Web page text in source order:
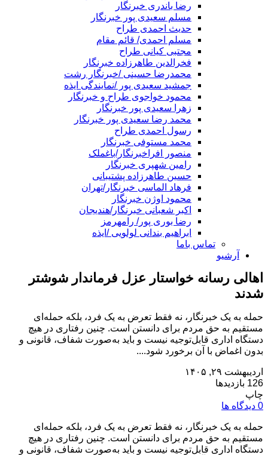
رضا باندری خبرنگار
مسلم سعیدی پور خبرنگار
حدیث احمدی طراح
مسلم احمدی/ قائم مقام
مجتبی کیانی طراح
فخرالدین طاهرزاده خبرنگار
محمدرضا حسینی /خبرنگار رشت
جمشید سعیدی پور /نمایندگی ایذه
محمود خواجوی طراح و خبرنگار
زهرا سعیدی پور خبرنگار
محمد رضا سعیدی پور خبرنگار
رسول احمدی طراح
محمد مستوفی خبرنگار
منصور افراخبرنگار/باغملک
رامین شهپری خبرنگار
حسین طاهرزاده پشتیبانی
فرهاد الماسی خبرنگار/تهران
محمود اوژن خبرنگار
اکبر شعبانی خبرنگار/هندیجان
رضا بوری پور/ رامهرمز
ابراهیم بندانی لولویی /ایذه
تماس باما
آرشیو
اهالی رسانه خواستار عزل فرماندار شوشتر
شدند
حمله به یک خبرنگار، نه فقط تعرض به یک فرد، بلکه حمله‌ای
مستقیم به حق مردم برای دانستن است. چنین رفتاری در هیچ
دستگاه اداری قابل‌توجیه نیست و باید به‌صورت شفاف، قانونی و
بدون اغماض با آن برخورد شود....
اردیبهشت ۲۹, ۱۴۰۵
126 بازدیدها
چاپ
0 دیدگاه ها
حمله به یک خبرنگار، نه فقط تعرض به یک فرد، بلکه حمله‌ای
مستقیم به حق مردم برای دانستن است. چنین رفتاری در هیچ
دستگاه اداری قابل‌توجیه نیست و باید به‌صورت شفاف، قانونی و